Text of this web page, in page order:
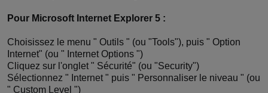
Pour Microsoft Internet Explorer 5 :
Choisissez le menu " Outils " (ou "Tools"), puis " Option
Internet" (ou " Internet Options ")
Cliquez sur l'onglet " Sécurité" (ou "Security")
Sélectionnez " Internet " puis " Personnaliser le niveau " (ou
" Custom Level ")